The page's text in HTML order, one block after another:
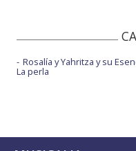
Rosalía y Yahritza y su
La perla